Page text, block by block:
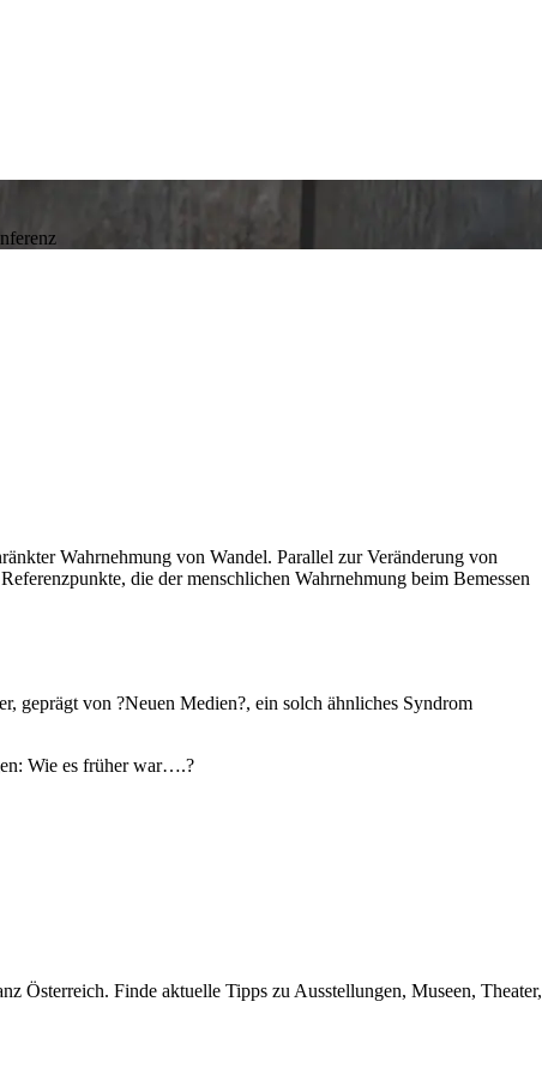
Wahrnehmung von Wandel. Parallel zur Veränderung von
die der menschlichen Wahrnehmung beim Bemessen
geprägt von ?Neuen Medien?, ein solch ähnliches Syndrom
Wie es früher war….?
gezeigt, die uns ein Stück in die Zukunft begleiten sollen. Einen
Österreich. Finde aktuelle Tipps zu Ausstellungen, Museen, Theater,